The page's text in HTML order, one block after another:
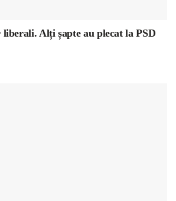
Alți șapte au plecat la PSD